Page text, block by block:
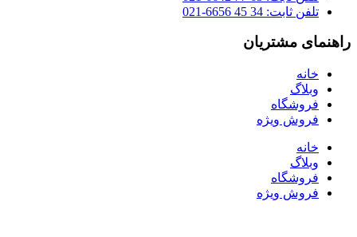
تلفن ثابت: 34 45 6656-021
راهنمای مشتریان
خانه
وبلاگ
فروشگاه
فروش ویژه
خانه
وبلاگ
فروشگاه
فروش ویژه